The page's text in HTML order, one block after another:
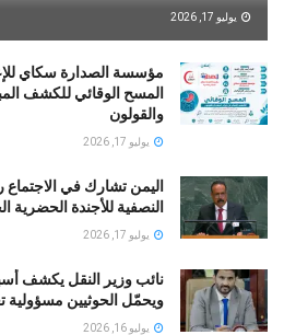
يوليو 17, 2026
مؤسسة الصدارة سكاي
المسح الوقائي للكشف
والقولون
يوليو 17, 2026
اليمن تشارك في الاجتماع
النصفية للأجندة الحضرية
يوليو 17, 2026
نائب وزير النقل يكشف
ويحمّل الحوثيين مسؤولية
يوليو 16, 2026